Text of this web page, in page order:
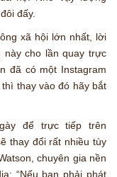
đấy.
xã hội lớn nhất, lời
này cho lần quay trực
đã có một Instagram
thay vào đó hãy bắt
để trực tiếp trên
thay đổi rất nhiều tùy
chuyên gia nền
“Nếu bạn phải phát